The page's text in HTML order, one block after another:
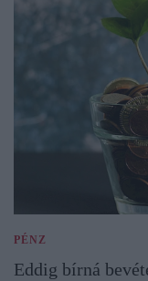
PÉNZ
Eddig bírná